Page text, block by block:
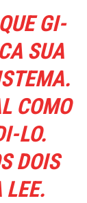
GI-
SUA
COMO
LO.
DOIS
LEE.